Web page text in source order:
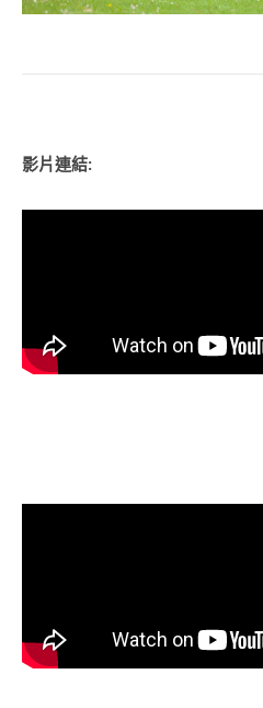
影片連結: